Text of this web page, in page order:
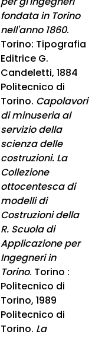
fondata in Torino
nell'anno 1860.
Torino: Tipografia
Editrice G.
Candeletti, 1884
Politecnico di
Torino. Capolavori
di minuseria al
servizio della
scienza delle
costruzioni. La
Collezione
ottocentesca di
modelli di
Costruzioni della
R. Scuola di
Applicazione per
Ingegneri in
Torino. Torino :
Politecnico di
Torino, 1989
Politecnico di
Torino. La